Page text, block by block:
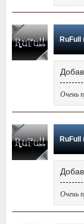
RuFull
Очень
RuFull
Очень